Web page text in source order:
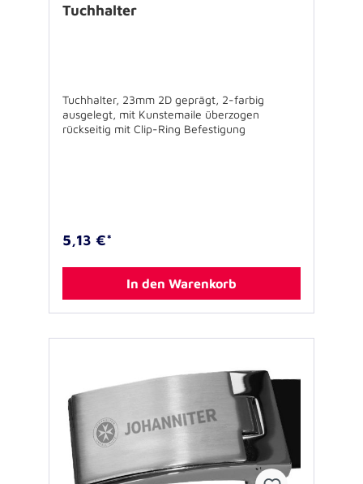
Tuchhalter
Tuchhalter, 23mm 2D geprägt, 2-farbig
ausgelegt, mit Kunstemaile überzogen
rückseitig mit Clip-Ring Befestigung
5,13 €*
In den Warenkorb